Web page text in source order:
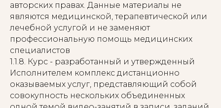
авторских правах. Данные материалы не
являются медицинской, терапевтической или
лечебной услугой и не заменяют
профессиональную помощь медицинских
специалистов
1.1.8. Курс - разработанный и утвержденный
Исполнителем комплекс дистанционно
оказываемых услуг, представляющий собой
совокупность нескольких объединенных